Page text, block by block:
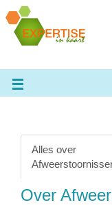
Alles over
Over